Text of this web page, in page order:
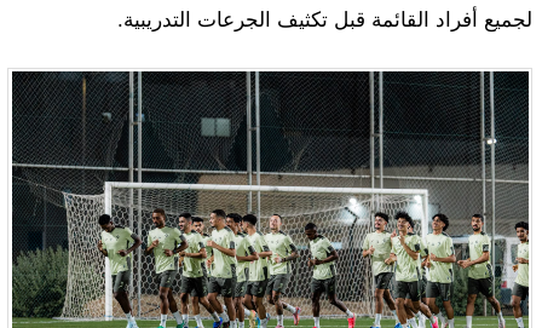
لجميع أفراد القائمة قبل تكثيف الجرعات التدريبية.